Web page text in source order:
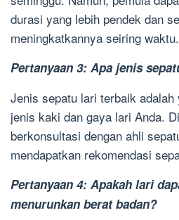
durasi yang lebih pendek dan
meningkatkannya seiring waktu.
Pertanyaan 3: Apa jenis
Jenis sepatu lari terbaik adalah
jenis kaki dan gaya lari Anda.
berkonsultasi dengan ahli
mendapatkan rekomendasi
Pertanyaan 4: Apakah lari
menurunkan berat badan?